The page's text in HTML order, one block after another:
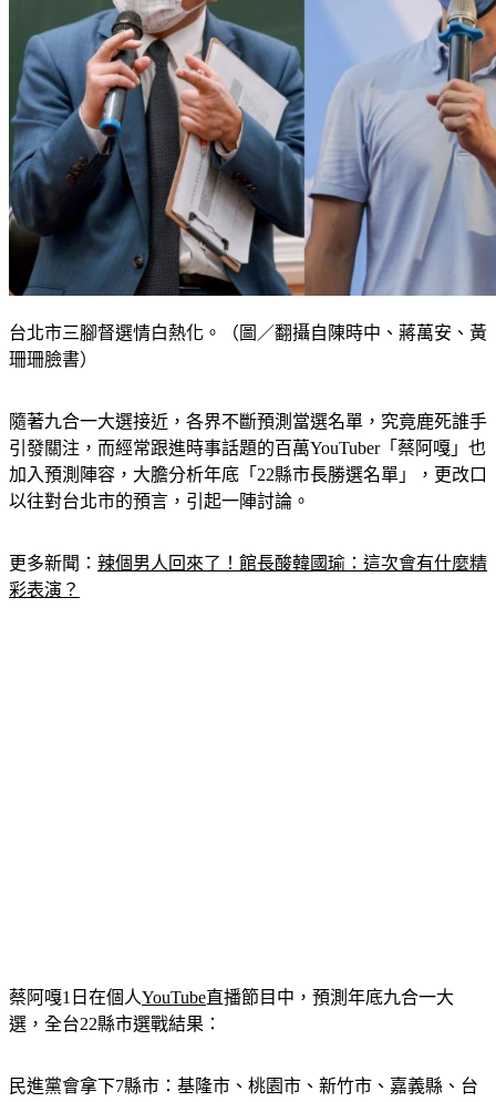
台北市三腳督選情白熱化。（圖／翻攝自陳時中、蔣萬安、黃
珊珊臉書）
隨著九合一大選接近，各界不斷預測當選名單，究竟鹿死誰手
引發關注，而經常跟進時事話題的百萬YouTuber「蔡阿嘎」也
加入預測陣容，大膽分析年底「22縣市長勝選名單」，更改口
以往對台北市的預言，引起一陣討論。
更多新聞： 辣個男人回來了！館長酸韓國瑜：這次會有什麼精
彩表演？
蔡阿嘎1日在個人YouTube直播節目中，預測年底九合一大
選，全台22縣市選戰結果：
民進黨會拿下7縣市 ：基隆市、桃園市、新竹市、嘉義縣、台